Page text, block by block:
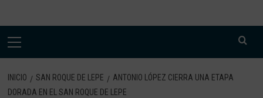
Menú
INICIO SAN ROQUE DE LEPE
ANTONIO LÓPEZ CIERRA UNA ETAPA
DORADA EN EL SAN ROQUE DE LEPE